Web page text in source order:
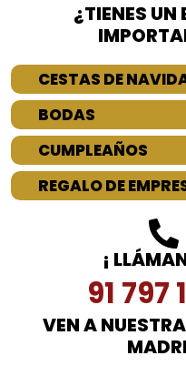
¿TIENES UN
CESTAS DE
BODAS
CUMPLEAÑOS
REGALO DE
¡
91 797
VEN A